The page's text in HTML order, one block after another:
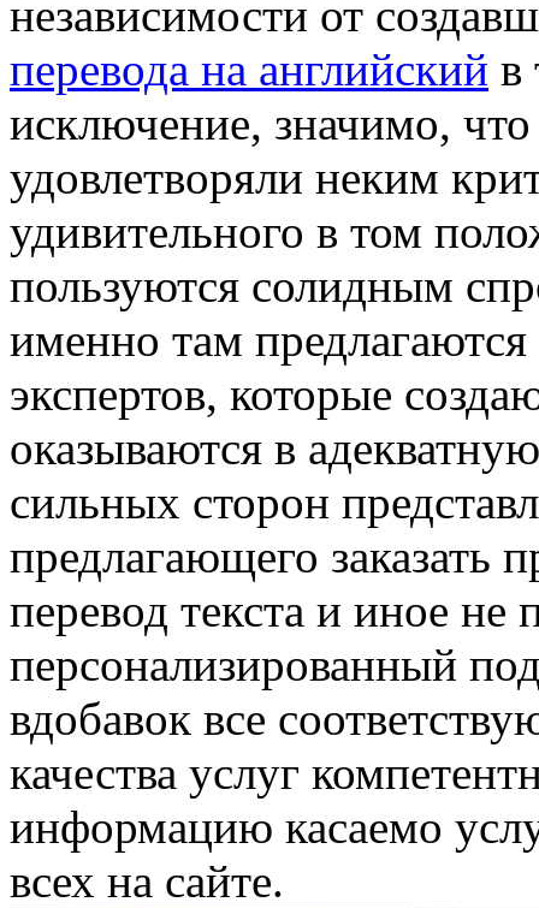
независимости от
перевода на английский в
исключение, значимо,
удовлетворяли неким
удивительного в том
пользуются солидным
именно там
экспертов, которые
оказываются в
сильных сторон
предлагающего заказать
перевод текста и иное не
персонализированный
вдобавок все
качества услуг
информацию касаемо
всех на сайте.